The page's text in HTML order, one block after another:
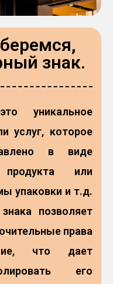
знак.
уникальное
услуг, которое
в виде
продукта или
упаковки и т.д.
позволяет
права
что дает
его